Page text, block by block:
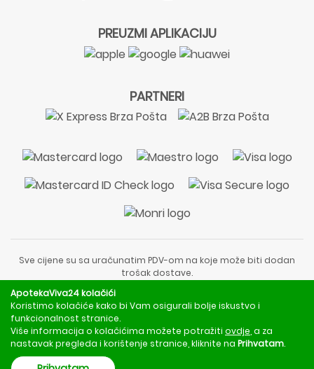
PREUZMI APLIKACIJU
PARTNERI
Sve cijene su sa uračunatim PDV-om na koje može biti dodan
trošak dostave.
liječnički pregled ili savjet farmaceuta.
Za obavijesti o mjerama opreza, rizicima i nuspojavama
obratite se svom liječniku ili farmaceutu.
Copyright © 2020 - 2026 | ApotekaViva24 | Sva prava zadržava
ApotekaViva24 kolačići
Koristimo kolačiće kako bi Vam osigurali bolje iskustvo i
funkcionalnost stranice.
Više informacija o kolačićima možete potražiti ovdje , a za
nastavak pregleda i korištenje stranice, kliknite na Prihvatam.